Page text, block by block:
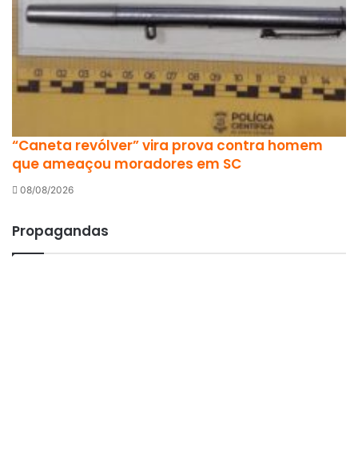
“Caneta revólver” vira prova contra homem
que ameaçou moradores em SC
08/08/2026
Propagandas